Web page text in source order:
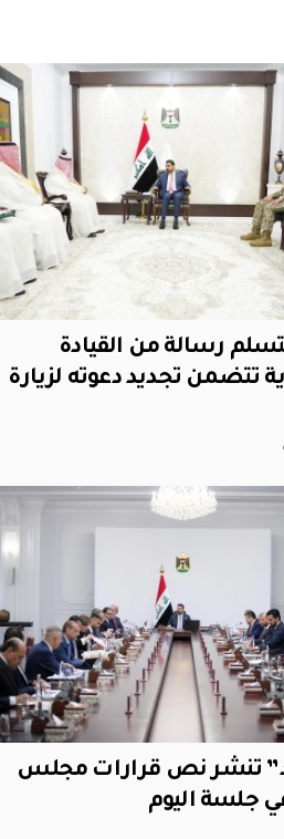
رسالة من القيادة
تتضمن تجديد دعوته لزيارة
تنشر نص قرارات مجلس
جلسة اليوم